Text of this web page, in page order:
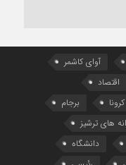
آوای کاشمر
اقتصاد
برجام
های ترشیز
دانشگاه